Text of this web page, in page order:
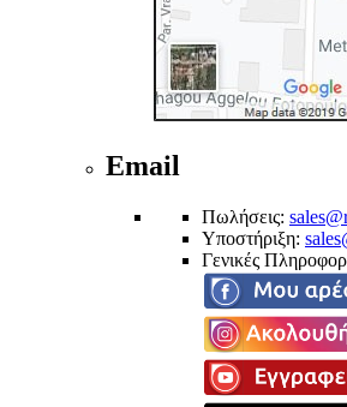
Email
Πωλήσεις:
Υποστήριξη:
Γενικές